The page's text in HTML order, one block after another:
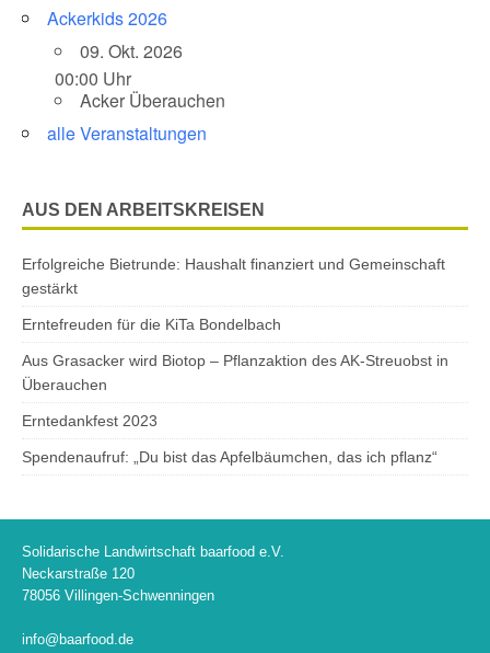
Ackerkids 2026
09. Okt. 2026
00:00 Uhr
Acker Überauchen
alle Veranstaltungen
AUS DEN ARBEITSKREISEN
Erfolgreiche Bietrunde: Haushalt finanziert und Gemeinschaft
gestärkt
Erntefreuden für die KiTa Bondelbach
Aus Grasacker wird Biotop – Pflanzaktion des AK-Streuobst in
Überauchen
Erntedankfest 2023
Spendenaufruf: „Du bist das Apfelbäumchen, das ich pflanz“
Solidarische Landwirtschaft baarfood e.V.
Neckarstraße 120
78056 Villingen-Schwenningen
info@baarfood.de